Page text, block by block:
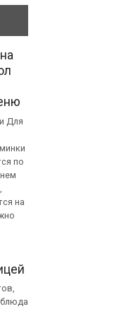
Для
по
на